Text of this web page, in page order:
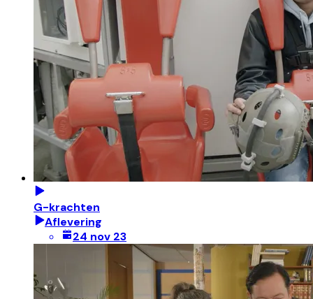
G-krachten
Aflevering
24 nov 23